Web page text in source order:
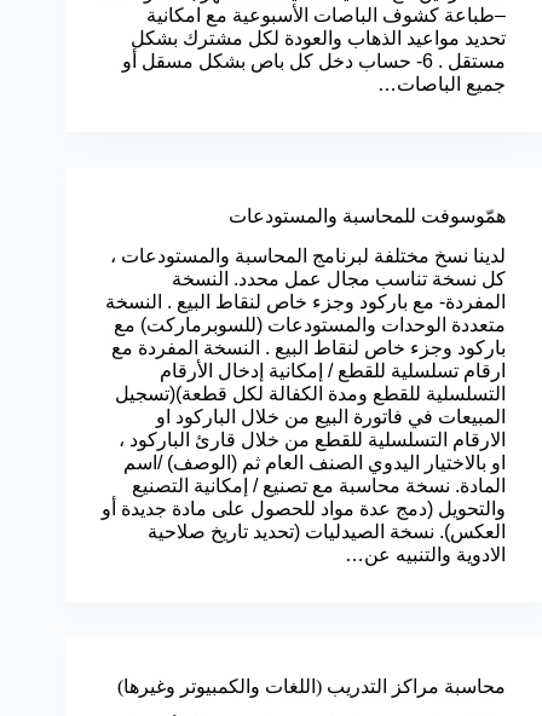
–طباعة كشوف الباصات الأسبوعية مع امكانية
تحديد مواعيد الذهاب والعودة لكل مشترك بشكل
مستقل . 6- حساب دخل كل باص بشكل مسقل أو
جميع الباصات…
همّوسوفت للمحاسبة والمستودعات
لدينا نسخ مختلفة لبرنامج المحاسبة والمستودعات ،
كل نسخة تناسب مجال عمل محدد. النسخة
المفردة- مع باركود وجزء خاص لنقاط البيع . النسخة
متعددة الوحدات والمستودعات (للسوبرماركت) مع
باركود وجزء خاص لنقاط البيع . النسخة المفردة مع
ارقام تسلسلية للقطع / إمكانية إدخال الأرقام
التسلسلية للقطع ومدة الكفالة لكل قطعة)(تسجيل
المبيعات في فاتورة البيع من خلال الباركود او
الارقام التسلسلية للقطع من خلال قارئ الباركود ،
او بالاختيار اليدوي الصنف العام ثم (الوصف) /اسم
المادة. نسخة محاسبة مع تصنيع / إمكانية التصنيع
والتحويل (دمج عدة مواد للحصول على مادة جديدة أو
العكس). نسخة الصيدليات (تحديد تاريخ صلاحية
الادوية والتنبيه عن…
محاسبة مراكز التدريب (اللغات والكمبيوتر وغيرها)